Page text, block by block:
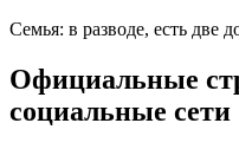
Семья: в разводе, есть две
Официальные
социальные сети